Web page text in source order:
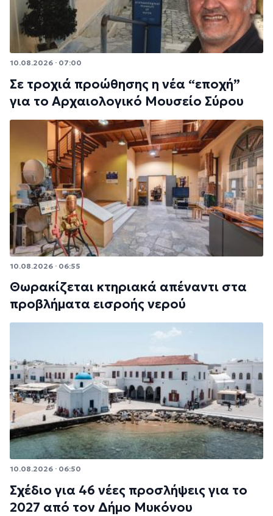
10.08.2026 · 07:00
Σε τροχιά προώθησης η νέα “εποχή”
για το Αρχαιολογικό Μουσείο Σύρου
10.08.2026 · 06:55
Θωρακίζεται κτηριακά απέναντι στα
προβλήματα εισροής νερού
10.08.2026 · 06:50
Σχέδιο για 46 νέες προσλήψεις για το
2027 από τον Δήμο Μυκόνου